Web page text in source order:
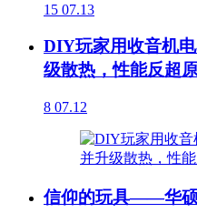
15 07.13
DIY玩家用收音机
级散热，性能反超
8 07.12
信仰的玩具——华